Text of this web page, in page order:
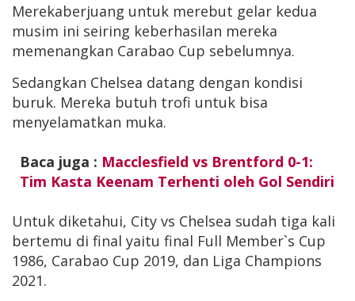
Merekaberjuang untuk merebut gelar kedua
musim ini seiring keberhasilan mereka
memenangkan Carabao Cup sebelumnya.
Sedangkan Chelsea datang dengan kondisi
buruk. Mereka butuh trofi untuk bisa
menyelamatkan muka.
Baca juga : Macclesfield vs Brentford 0-1:
Tim Kasta Keenam Terhenti oleh Gol Sendiri
Untuk diketahui, City vs Chelsea sudah tiga kali
bertemu di final yaitu final Full Member`s Cup
1986, Carabao Cup 2019, dan Liga Champions
2021.